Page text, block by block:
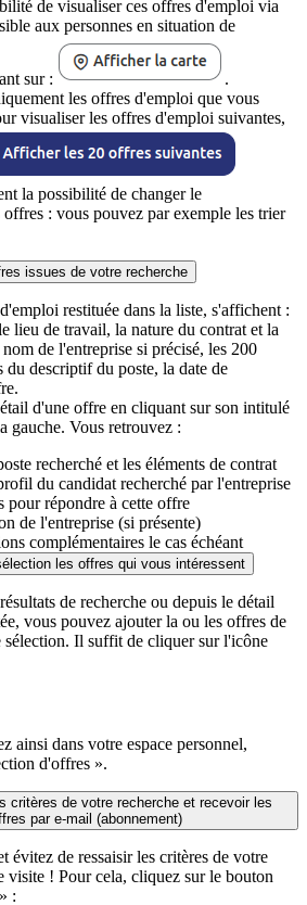
de visualiser ces offres d'emploi via
aux personnes en situation de
sur :
.
les offres d'emploi que vous
visualiser les offres d'emploi suivantes,
la possibilité de changer le
offres : vous pouvez par exemple les trier
issues de votre recherche
restituée dans la liste, s'affichent :
lieu de travail, la nature du contrat et la
de l'entreprise si précisé, les 200
du descriptif du poste, la date de
d'une offre en cliquant sur son intitulé
gauche. Vous retrouvez :
recherché et les éléments de contrat
du candidat recherché par l'entreprise
pour répondre à cette offre
de l'entreprise (si présente)
complémentaires le cas échéant
les offres qui vous intéressent
de recherche ou depuis le détail
vous pouvez ajouter la ou les offres de
Il suffit de cliquer sur l'icône
ainsi dans votre espace personnel,
d'offres ».
critères de votre recherche et recevoir les
par e-mail (abonnement)
évitez de ressaisir les critères de votre
visite ! Pour cela, cliquez sur le bouton
: